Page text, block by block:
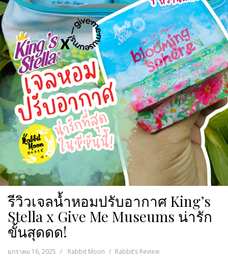
รีวิวเจลน้ำหอมปรับอากาศ King’s
Stella x Give Me Museums น่ารัก
ขั้นสุดดด!
มกราคม 16, 2025 Rabbit Moon Rabbit’s Review